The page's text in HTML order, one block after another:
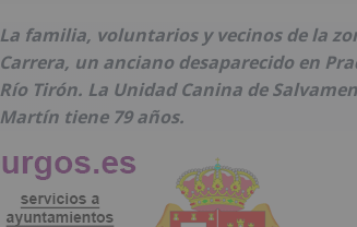
La familia, voluntarios y vecinos de la
Carrera, un anciano desaparecido en
Río Tirón. La Unidad Canina de
Martín tiene 79 años.